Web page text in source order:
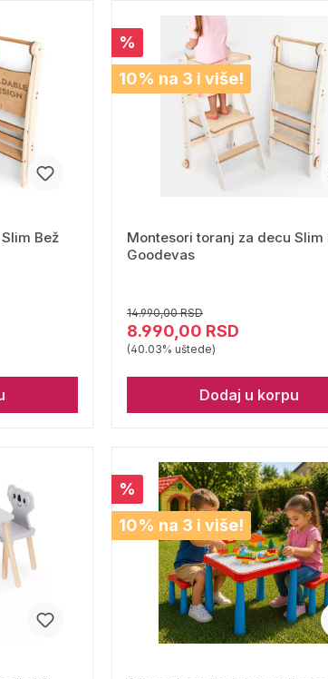
Bež
%
10% na 3 i više!
Montesori toranj za decu Slim
Goodevas
14.990,00 RSD
8.990,00 RSD
(40.03% uštede)
Dodaj u korpu
%
10% na 3 i više!